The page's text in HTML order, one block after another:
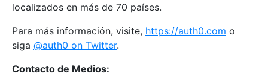
localizados en más de 70 países.
Para más información, visite, https://auth0.com o
siga @auth0 on Twitter.
Contacto de Medios: